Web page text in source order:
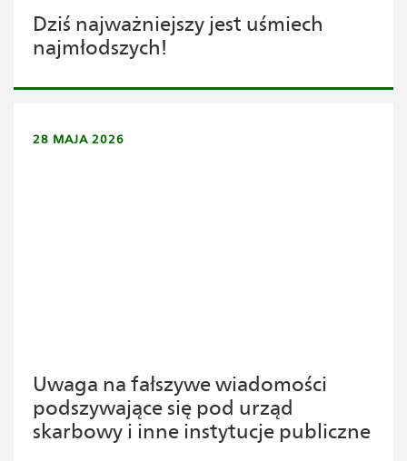
Dziś najważniejszy jest uśmiech
najmłodszych!
28 MAJA 2026
Uwaga na fałszywe wiadomości
podszywające się pod urząd
skarbowy i inne instytucje publiczne